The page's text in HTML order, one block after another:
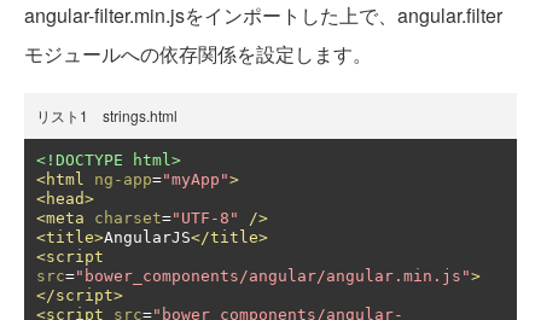
angular-filter.min.jsをインポートした上で、angular.filter
モジュールへの依存関係を設定します。
リスト1 strings.html
<!DOCTYPE html>
<html
ng-app="myApp">
<head>
<meta
charset="UTF-8"
/>
<title>AngularJS</title>
<script
src="bower_components/angular/angular.min.js">
</script>
<script
src="bower_components/angular-